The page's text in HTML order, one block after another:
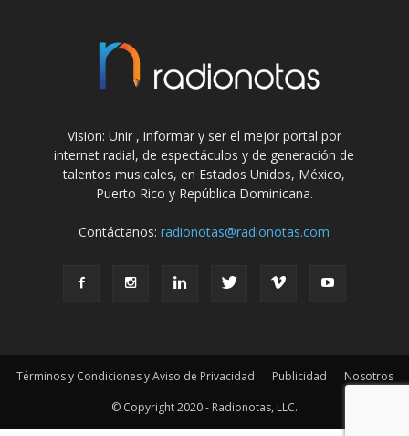
Vision: Unir , informar y ser el mejor portal por
internet radial, de espectáculos y de generación de
talentos musicales, en Estados Unidos, México,
Puerto Rico y República Dominicana.
Contáctanos:radionotas@radionotas.com
Términos y Condiciones y Aviso de Privacidad Publicidad
Nosotros
© Copyright 2020 - Radionotas, LLC.